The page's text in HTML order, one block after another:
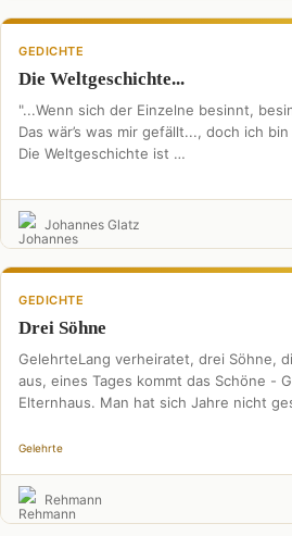
GEDICHTE
Die Weltgeschichte...
"...Wenn sich der Einzelne besinnt,
Das wär’s was mir gefällt..., doch ich
Die Weltgeschichte ist …
Johannes Glatz
GEDICHTE
Drei Söhne
GelehrteLang verheiratet, drei Söhne,
aus, eines Tages kommt das Schöne -
Elternhaus. Man hat sich Jahre nicht
Gelehrte
Rehmann